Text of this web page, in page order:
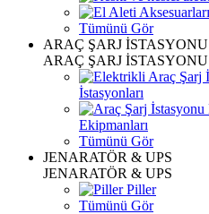
Tümünü Gör
ARAÇ ŞARJ İSTASYONU
ARAÇ ŞARJ İSTASYONU
İstasyonları
Ekipmanları
Tümünü Gör
JENARATÖR & UPS
JENARATÖR & UPS
Piller
Tümünü Gör